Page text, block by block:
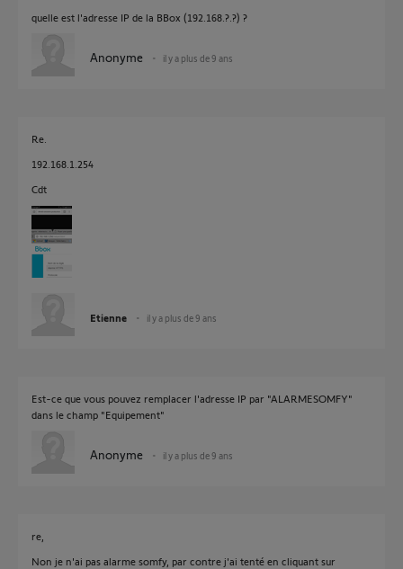
quelle est l'adresse IP de la BBox (192.168.?.?) ?
Anonyme il y a plus de 9 ans
Re.
192.168.1.254
Cdt
Etienne il y a plus de 9 ans
Est-ce que vous pouvez remplacer l'adresse IP par "ALARMESOMFY"
dans le champ "Equipement"
Anonyme il y a plus de 9 ans
re,
Non je n'ai pas alarme somfy, par contre j'ai tenté en cliquant sur